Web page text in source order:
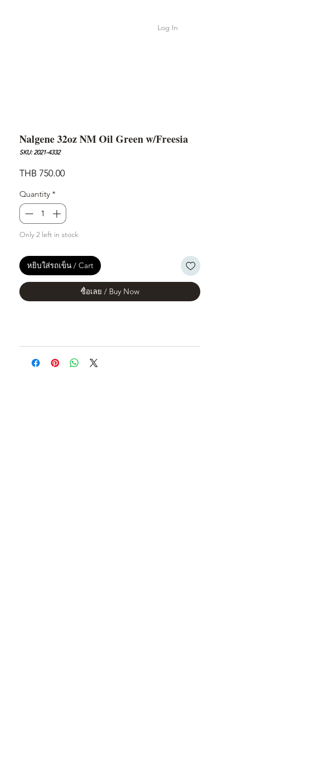
Log In
Nalgene 32oz NM Oil Green w/Freesia
SKU: 2021-4332
THB 750.00Price
Quantity *
Only 2 left in stock
หยิบใส่รถเข็น / Cart
ซื้อเลย / Buy Now